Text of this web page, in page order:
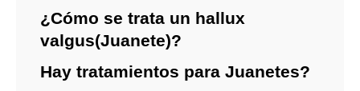
¿Cómo se trata un hallux
valgus(Juanete)?
Hay tratamientos para Juanetes?